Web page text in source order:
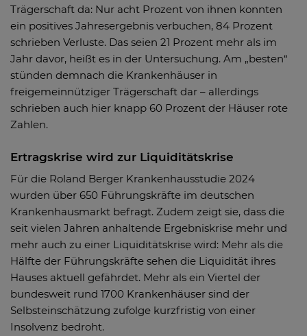
Trägerschaft da: Nur acht Prozent von ihnen konnten
ein positives Jahresergebnis verbuchen, 84 Prozent
schrieben Verluste. Das seien 21 Prozent mehr als im
Jahr davor, heißt es in der Untersuchung. Am „besten“
stünden demnach die Krankenhäuser in
freigemeinnütziger Trägerschaft dar – allerdings
schrieben auch hier knapp 60 Prozent der Häuser rote
Zahlen.
Ertragskrise wird zur Liquiditätskrise
Für die Roland Berger Krankenhausstudie 2024
wurden über 650 Führungskräfte im deutschen
Krankenhausmarkt befragt. Zudem zeigt sie, dass die
seit vielen Jahren anhaltende Ergebniskrise mehr und
mehr auch zu einer Liquiditätskrise wird: Mehr als die
Hälfte der Führungskräfte sehen die Liquidität ihres
Hauses aktuell gefährdet. Mehr als ein Viertel der
bundesweit rund 1700 Krankenhäuser sind der
Selbsteinschätzung zufolge kurzfristig von einer
Insolvenz bedroht.